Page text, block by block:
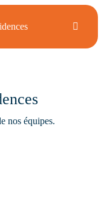
nos équipes.